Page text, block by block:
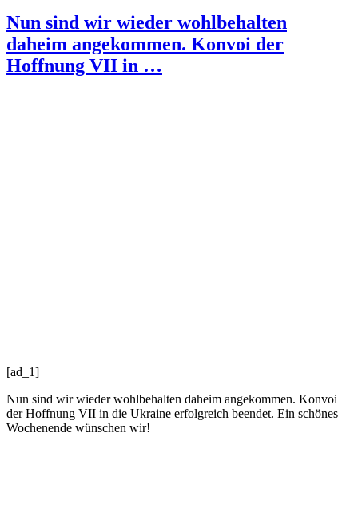
Nun sind wir wieder wohlbehalten
daheim angekommen. Konvoi der
Hoffnung VII in …
[ad_1]
Nun sind wir wieder wohlbehalten daheim angekommen. Konvoi
der Hoffnung VII in die Ukraine erfolgreich beendet. Ein schönes
Wochenende wünschen wir!